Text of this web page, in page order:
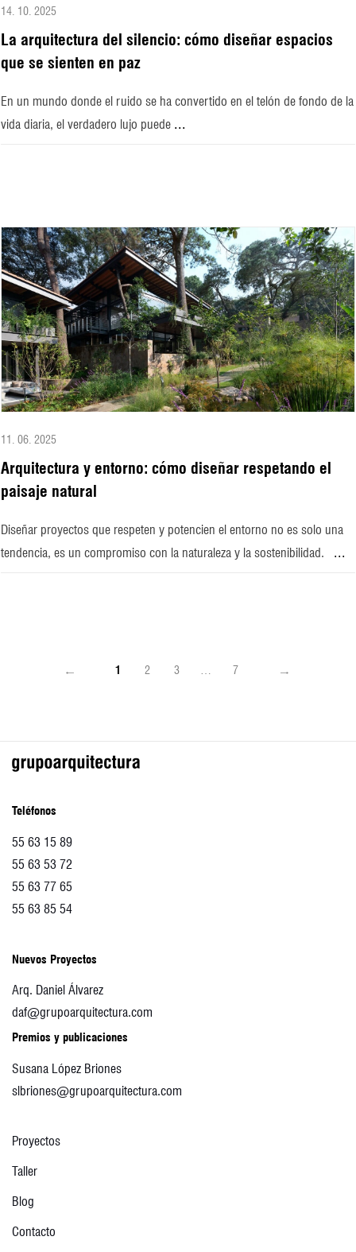
14. 10. 2025
La arquitectura del silencio: cómo diseñar espacios
que se sienten en paz
En un mundo donde el ruido se ha convertido en el telón de fondo de la
vida diaria, el verdadero lujo puede ...
11. 06. 2025
Arquitectura y entorno: cómo diseñar respetando el
paisaje natural
Diseñar proyectos que respeten y potencien el entorno no es solo una
tendencia, es un compromiso con la naturaleza y la sostenibilidad. ...
1 2 3 … 7
Teléfonos
55 63 15 89
55 63 53 72
55 63 77 65
55 63 85 54
Nuevos Proyectos
Arq. Daniel Álvarez
daf@grupoarquitectura.com
Premios y publicaciones
Susana López Briones
slbriones@grupoarquitectura.com
Proyectos
Taller
Blog
Contacto